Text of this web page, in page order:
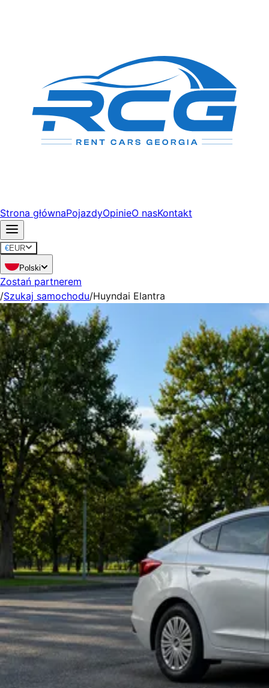
Strona głównaPojazdyOpinieO nasKontakt
€EUR
Polski
Zostań partnerem
/Szukaj samochodu/Huyndai Elantra